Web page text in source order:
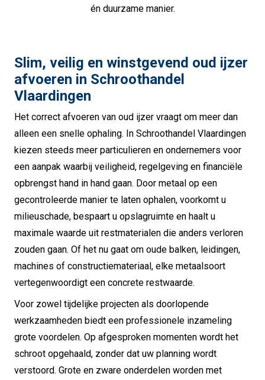
én duurzame manier.
Slim, veilig en winstgevend oud ijzer
afvoeren in Schroothandel
Vlaardingen
Het correct afvoeren van oud ijzer vraagt om meer dan
alleen een snelle ophaling. In Schroothandel Vlaardingen
kiezen steeds meer particulieren en ondernemers voor
een aanpak waarbij veiligheid, regelgeving en financiële
opbrengst hand in hand gaan. Door metaal op een
gecontroleerde manier te laten ophalen, voorkomt u
milieuschade, bespaart u opslagruimte en haalt u
maximale waarde uit restmaterialen die anders verloren
zouden gaan. Of het nu gaat om oude balken, leidingen,
machines of constructiemateriaal, elke metaalsoort
vertegenwoordigt een concrete restwaarde.
Voor zowel tijdelijke projecten als doorlopende
werkzaamheden biedt een professionele inzameling
grote voordelen. Op afgesproken momenten wordt het
schroot opgehaald, zonder dat uw planning wordt
verstoord. Grote en zware onderdelen worden met